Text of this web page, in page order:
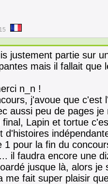
justement partie sur
mais il fallait que
n_n !
j'avoue que c'est
aussi peu de pages
final, Lapin et tortue
d'histoires
1 pour la fin du
il faudra encore une
jusque là, alors
me fait super plaisir